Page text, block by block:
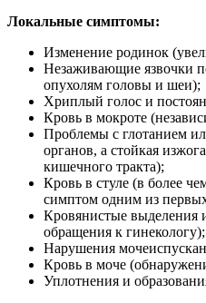
Локальные симптомы:
Изменение родинок
Незаживающие язвочки
опухолям головы и шеи);
Хриплый голос и
Кровь в мокроте
Проблемы с глотанием
органов, а стойкая
кишечного тракта);
Кровь в стуле (в более
симптом одним из
Кровянистые выделения
обращения к гинекологу);
Нарушения
Кровь в моче
Уплотнения и